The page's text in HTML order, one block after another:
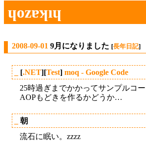
ɥozɐʞıɥ
2008-09-01 9月になりました [長年日記]
[.NET][Test] moq - Google Code
25時過ぎまでかかってサンプルコー
AOPもどきを作るかどうか…
朝
流石に眠い。zzzz